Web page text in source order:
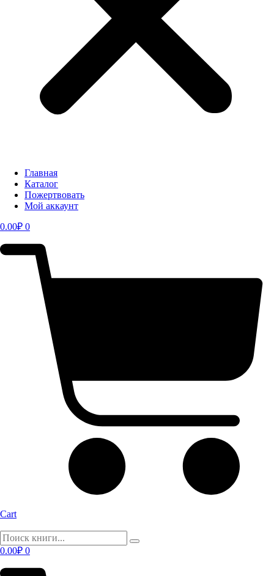
Главная
Каталог
Пожертвовать
Мой аккаунт
0.00₽ 0
Cart
0.00₽ 0